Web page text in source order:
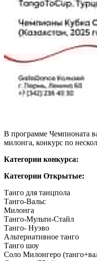
В программе Чемпионата
милонга, конкурс по
Категории конкурса:
Категории Открытые:
Танго для танцпола
Танго-Вальс
Милонга
Танго-Мульти-Стайл
Танго- Нуэво
Альтернативное танго
Танго шоу
Соло Милонгеро